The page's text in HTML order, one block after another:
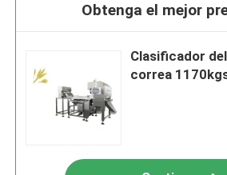
Obtenga el mejor
Clasificador
correa